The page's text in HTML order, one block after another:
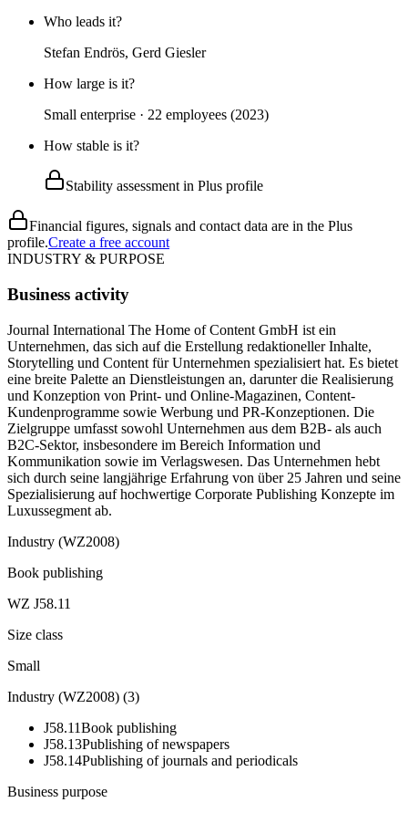
Who leads it?
Stefan Endrös, Gerd Giesler
How large is it?
Small enterprise · 22 employees (2023)
How stable is it?
Stability assessment in Plus profile
Financial figures, signals and contact data are in the Plus
profile.Create a free account
INDUSTRY & PURPOSE
Business activity
Journal International The Home of Content GmbH ist ein
Unternehmen, das sich auf die Erstellung redaktioneller Inhalte,
Storytelling und Content für Unternehmen spezialisiert hat. Es bietet
eine breite Palette an Dienstleistungen an, darunter die Realisierung
und Konzeption von Print- und Online-Magazinen, Content-
Kundenprogramme sowie Werbung und PR-Konzeptionen. Die
Zielgruppe umfasst sowohl Unternehmen aus dem B2B- als auch
B2C-Sektor, insbesondere im Bereich Information und
Kommunikation sowie im Verlagswesen. Das Unternehmen hebt
sich durch seine langjährige Erfahrung von über 25 Jahren und seine
Spezialisierung auf hochwertige Corporate Publishing Konzepte im
Luxussegment ab.
Industry (WZ2008)
Book publishing
WZ J58.11
Size class
Small
Industry (WZ2008) (3)
J58.11Book publishing
J58.13Publishing of newspapers
J58.14Publishing of journals and periodicals
Business purpose